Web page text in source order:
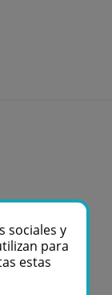
sociales y
para
estas